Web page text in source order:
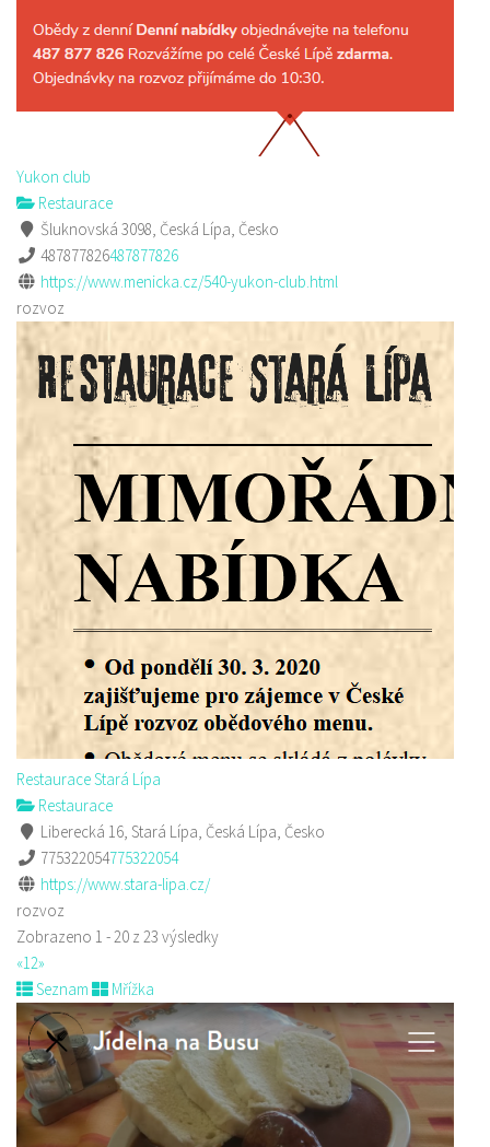
Yukon club
Restaurace
Šluknovská 3098, Česká Lípa, Česko
487877826487877826
https://www.menicka.cz/540-yukon-club.html
rozvoz
Restaurace Stará Lípa
Restaurace
Liberecká 16, Stará Lípa, Česká Lípa, Česko
775322054775322054
https://www.stara-lipa.cz/
rozvoz
Zobrazeno 1 - 20 z 23 výsledky
«12»
Seznam
Mřížka